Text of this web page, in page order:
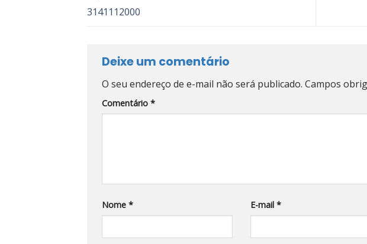
3141112000
Deixe um comentário
O seu endereço de e-mail não será publicado. Campos
Comentário *
Nome * E-mail *